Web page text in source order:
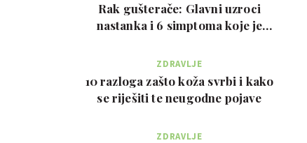
Rak gušterače: Glavni uzroci
nastanka i 6 simptoma koje je
ZDRAVLJE
10 razloga zašto koža svrbi i kako
se riješiti te neugodne pojave
ZDRAVLJE